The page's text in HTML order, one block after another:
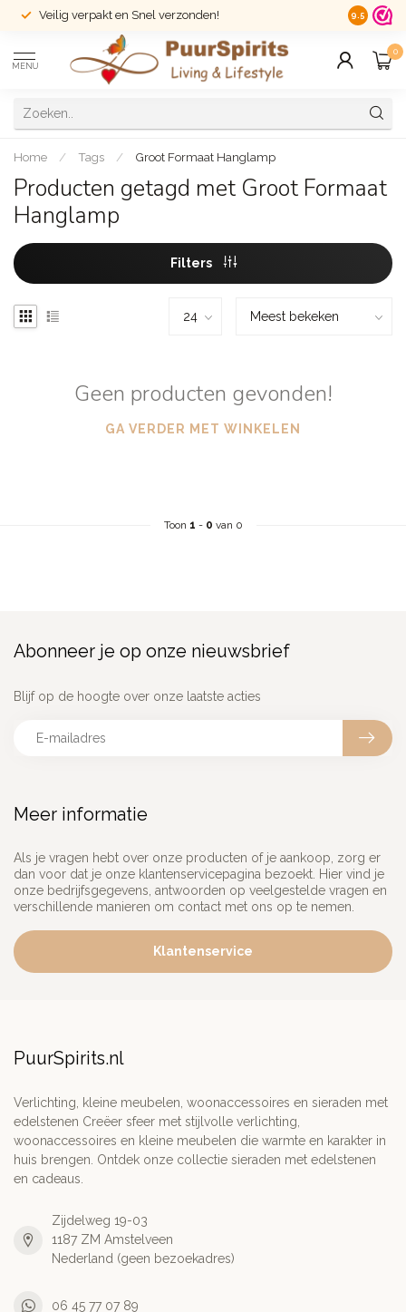
Veilig verpakt en Snel verzonden! 14 dagen
9.5
MENU
0
Home / Tags / Groot Formaat Hanglamp
Producten getagd met Groot Formaat
Hanglamp
Filters
Geen producten gevonden!
GA VERDER MET WINKELEN
Toon 1 - 0 van 0
Meer informatie
Als je vragen hebt over onze producten of je aankoop, zorg er
dan voor dat je onze klantenservicepagina bezoekt. Hier vind je
onze bedrijfsgegevens, antwoorden op veelgestelde vragen en
verschillende manieren om contact met ons op te nemen.
Klantenservice
Abonneer je op onze nieuwsbrief
Blijf op de hoogte over onze laatste acties
PuurSpirits.nl
Verlichting, kleine meubelen, woonaccessoires en sieraden met
edelstenen Creëer sfeer met stijlvolle verlichting,
woonaccessoires en kleine meubelen die warmte en karakter in
huis brengen. Ontdek onze collectie sieraden met edelstenen
en cadeaus.
Zijdelweg 19-03
1187 ZM Amstelveen
Nederland (geen bezoekadres)
06 45 77 07 89